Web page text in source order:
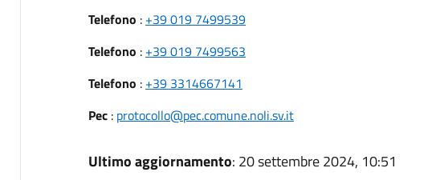
Telefono : +39 019 7499539
Telefono : +39 019 7499563
Telefono : +39 3314667141
Pec: protocollo@pec.comune.noli.sv.it
Ultimo aggiornamento: 20 settembre 2024, 10:51